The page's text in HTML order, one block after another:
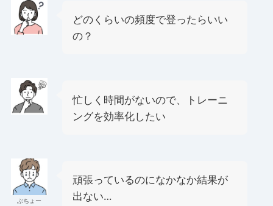
どのくらいの頻度で登ったらいい
の？
忙しく時間がないので、トレーニ
ングを効率化したい
ぶちょー
頑張っているのになかなか結果が
出ない…